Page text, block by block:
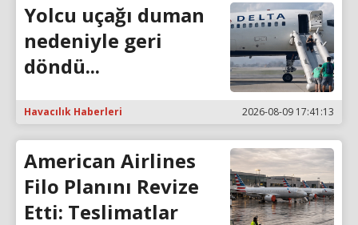
Yolcu uçağı duman
nedeniyle geri
döndü...
Havacılık Haberleri 2026-08-09 17:41:13
American Airlines
Filo Planını Revize
Etti: Teslimatlar